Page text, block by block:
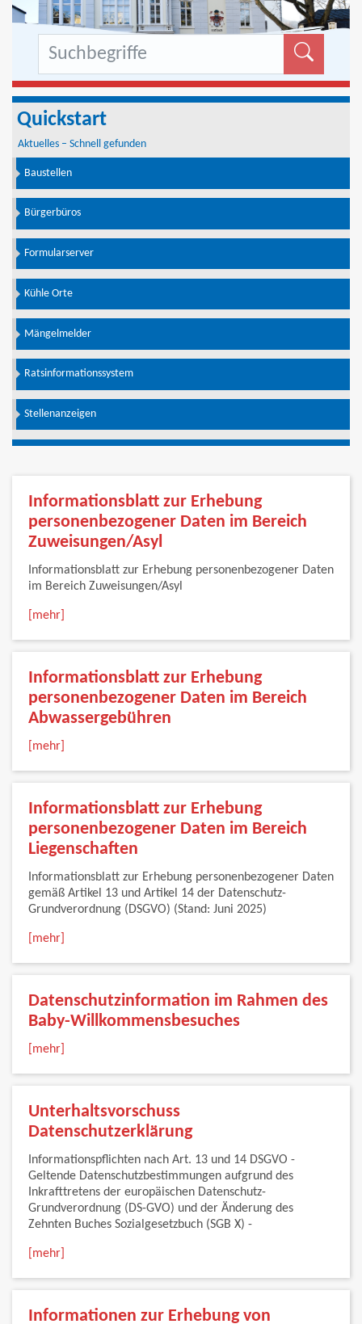
Quickstart
Aktuelles – Schnell gefunden
Baustellen
Bürgerbüros
Formularserver
Kühle Orte
Mängelmelder
Ratsinformationssystem
Stellenanzeigen
Informationsblatt zur Erhebung
personenbezogener Daten im Bereich
Zuweisungen/Asyl
Informationsblatt zur Erhebung personenbezogener Daten
im Bereich Zuweisungen/Asyl
[mehr]
Informationsblatt zur Erhebung
personenbezogener Daten im Bereich
Abwassergebühren
[mehr]
Informationsblatt zur Erhebung
personenbezogener Daten im Bereich
Liegenschaften
Informationsblatt zur Erhebung personenbezogener Daten
gemäß Artikel 13 und Artikel 14 der Datenschutz-
Grundverordnung (DSGVO) (Stand: Juni 2025)
[mehr]
Datenschutzinformation im Rahmen des
Baby-Willkommensbesuches
[mehr]
Unterhaltsvorschuss
Datenschutzerklärung
Informationspflichten nach Art. 13 und 14 DSGVO -
Geltende Datenschutzbestimmungen aufgrund des
Inkrafttretens der europäischen Datenschutz-
Grundverordnung (DS-GVO) und der Änderung des
Zehnten Buches Sozialgesetzbuch (SGB X) -
[mehr]
Informationen zur Erhebung von